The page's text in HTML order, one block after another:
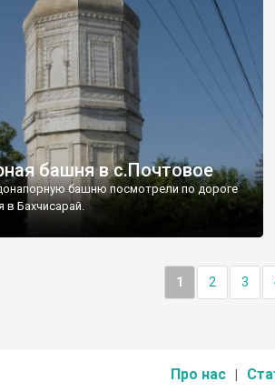
башня в с.Почтовое
башню посмотрели по дороге
Бахчисарай.
1 2 3
Про нас